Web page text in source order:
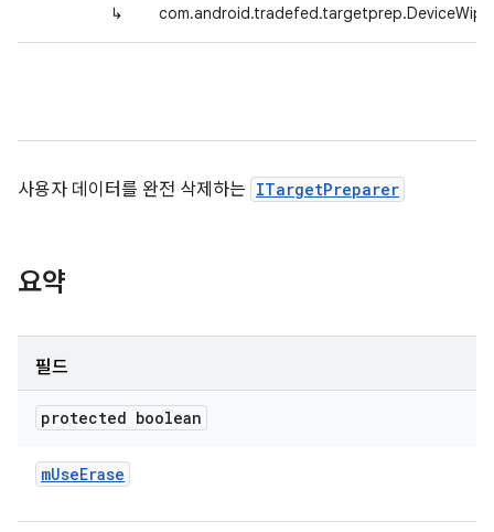
↳
사용자 데이터를 완전 삭제하는 ITargetPreparer
요약
필드
protected boolean
mUseErase